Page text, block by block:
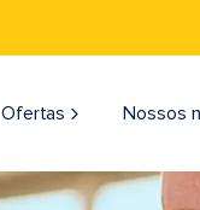
Ofertas Nossos